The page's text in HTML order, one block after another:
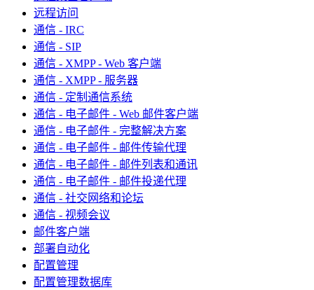
远程访问
通信 - IRC
通信 - SIP
通信 - XMPP - Web 客户端
通信 - XMPP - 服务器
通信 - 定制通信系统
通信 - 电子邮件 - Web 邮件客户端
通信 - 电子邮件 - 完整解决方案
通信 - 电子邮件 - 邮件传输代理
通信 - 电子邮件 - 邮件列表和通讯
通信 - 电子邮件 - 邮件投递代理
通信 - 社交网络和论坛
通信 - 视频会议
邮件客户端
部署自动化
配置管理
配置管理数据库